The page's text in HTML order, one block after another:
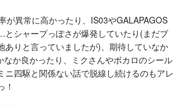
が異常に高かったり、IS03やGALAPAGOS
シャープっぽさが爆発していたり(まだブ
ありと言っていましたが)、期待していなか
なか良かったり、ミクさんやボカロのシール
四駆と関係ない話で脱線し続けるのもアレ
！